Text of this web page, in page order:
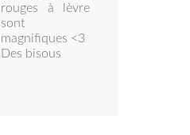
rouges à lèvre
sont
magnifiques <3
Des bisous